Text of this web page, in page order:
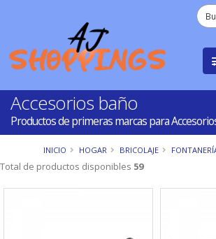
Accesorios baño
Productos de primeras marcas para
INICIO HOGAR BRICOLAJE
Total de productos disponibles 59